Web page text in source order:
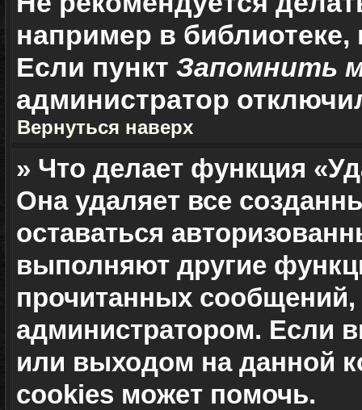
например в библиотеке,
Если пункт Запомнить
администратор
Вернуться наверх
» Что делает функция
Она удаляет все
оставаться
выполняют другие
прочитанных
администратором. Если
или выходом на данной
cookies может помочь.